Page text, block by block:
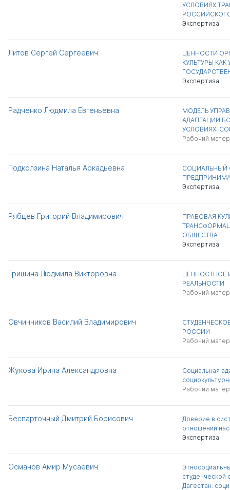
УСЛОВИЯХ
Экспертиза
Литов Сергей Сергеевич
ЦЕННОСТИ
КУЛЬТУРЫ
Экспертиза
Радченко Людмила Евгеньевна
МОДЕЛЬ
АДАПТАЦИИ
УСЛОВИЯХ:
Рабочий
Подколзина Наталья Аркадьевна
СОЦИАЛЬНЫЙ
Экспертиза
Рябцев Григорий Владимирович
ПРАВОВАЯ
ОБЩЕСТВА
Экспертиза
Гришина Людмила Викторовна
ЦЕННОСТНОЕ
РЕАЛЬНОСТИ
Рабочий
Овчинников Василий Владимирович
РОССИИ
Рабочий
Жукова Ирина Александровна
Социальная
Рабочий
Беспарточный Дмитрий Борисович
Доверие в
отношений
Экспертиза
Османов Амир Мусаевич
студенческой
Дагестан: